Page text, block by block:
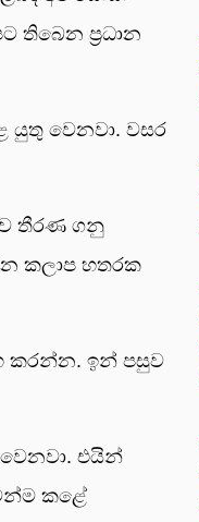
තිබෙන ප්‍රධාන
වෙනවා. වසර
තීරණ ගනු
කලාප හතරක
කරන්න. ඉන් පසුව
වෙනවා. එයින්
කළේ